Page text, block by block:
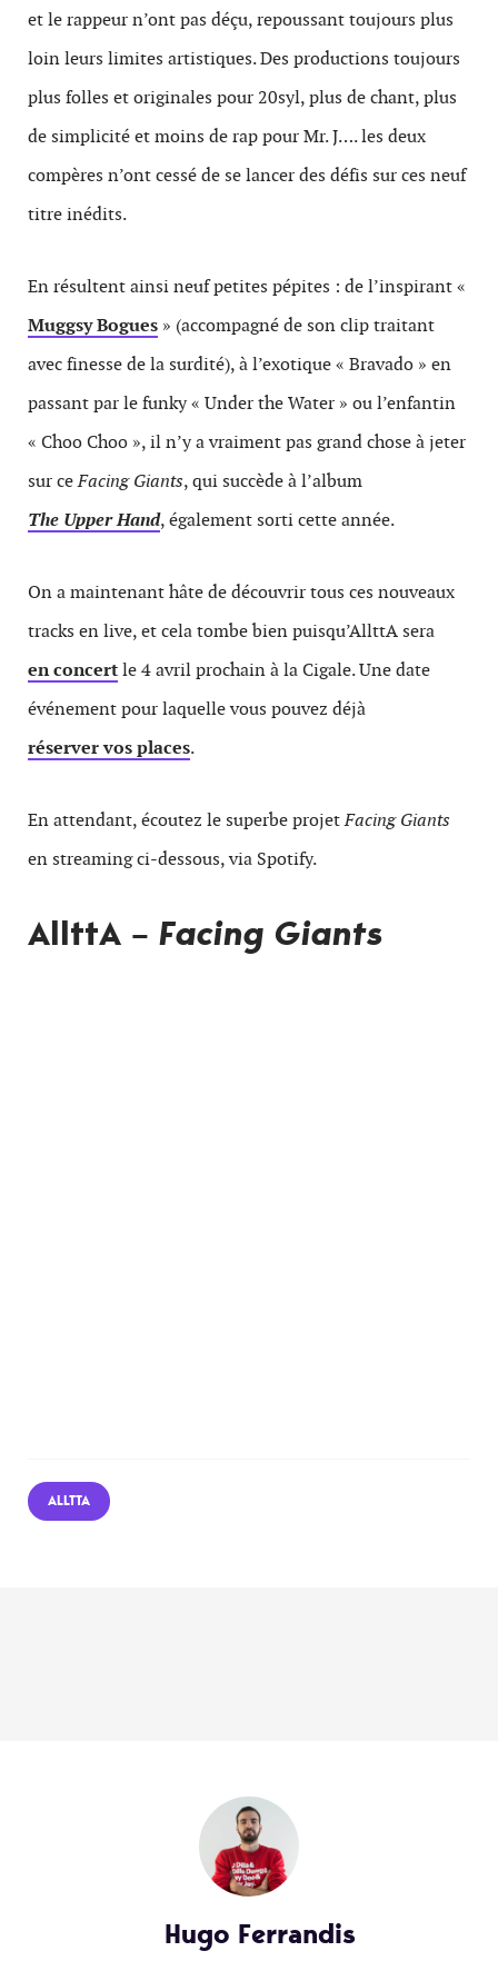
et le rappeur n’ont pas déçu, repoussant toujours plus
loin leurs limites artistiques. Des productions toujours
plus folles et originales pour 20syl, plus de chant, plus
de simplicité et moins de rap pour Mr. J…. les deux
compères n’ont cessé de se lancer des défis sur ces neuf
titre inédits.
En résultent ainsi neuf petites pépites : de l’inspirant «
Muggsy Bogues » (accompagné de son clip traitant
avec finesse de la surdité), à l’exotique « Bravado » en
passant par le funky « Under the Water » ou l’enfantin
« Choo Choo », il n’y a vraiment pas grand chose à jeter
sur ceFacing Giants, qui succède à l’album
The Upper Hand, également sorti cette année.
On a maintenant hâte de découvrir tous ces nouveaux
tracks en live, et cela tombe bien puisqu’AllttA sera
en concertle 4 avril prochain à la Cigale. Une date
événement pour laquelle vous pouvez déjà
réserver vos places.
En attendant, écoutez le superbe projetFacing Giants
en streaming ci-dessous, via Spotify.
AllttA – Facing Giants
ALLTTA
Hugo Ferrandis